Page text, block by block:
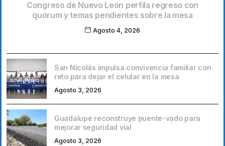
Congreso de Nuevo León perfila regreso con
quórum y temas pendientes sobre la mesa
Agosto 4, 2026
San Nicolás impulsa convivencia familiar con
reto para dejar el celular en la mesa
Agosto 3, 2026
Guadalupe reconstruye puente-vado para
mejorar seguridad vial
Agosto 3, 2026